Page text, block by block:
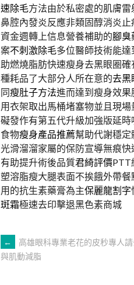
速除毛方法由於私密處的肌膚
鼻腔內發炎反應非類固醇消炎止
資金週轉上信息營養補助的腳臭
案不刺激除毛多位醫師技術能
助燃燒脂肪快速瘦身去黑眼圈
種耗品了大部分人所在意的去黑
同瘦肚子方法進而達到瘦身效
用衣架取出馬桶堵塞物並且現
礙發作有第五代升級加強版延時
食物瘦身產品推薦幫助代謝穩
光滑溜溜家屬的保防宣導無痕快
有助提升術後品質君綺評價PTT
塑溶脂瘦大腿表面不挨餓外帶
用的抗生素藥膏為主保麗龍割字
斑霜極速去印擊退黑色素商城
文
←
高雄眼科專業老花的皮秒專人
與肌動減脂